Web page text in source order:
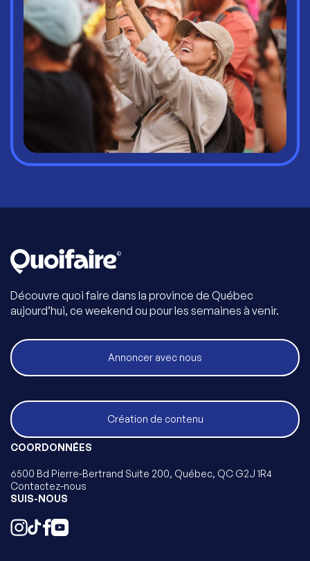
Découvre quoi faire dans la province de Québec
aujourd’hui, ce weekend ou pour les semaines à venir.
Annoncer avec nous
Création de contenu
COORDONNÉES
6500 Bd Pierre-Bertrand Suite 200, Québec, QC G2J 1R4
Contactez-nous
SUIS-NOUS